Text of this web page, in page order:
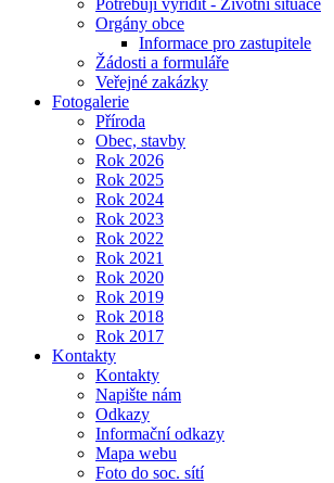
Potřebuji vyřídit - Životní situace
Orgány obce
Informace pro zastupitele
Žádosti a formuláře
Veřejné zakázky
Fotogalerie
Příroda
Obec, stavby
Rok 2026
Rok 2025
Rok 2024
Rok 2023
Rok 2022
Rok 2021
Rok 2020
Rok 2019
Rok 2018
Rok 2017
Kontakty
Kontakty
Napište nám
Odkazy
Informační odkazy
Mapa webu
Foto do soc. sítí